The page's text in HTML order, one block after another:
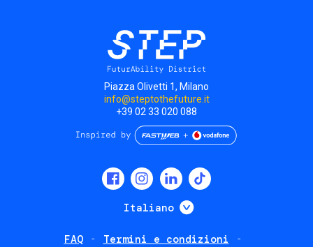
Piazza Olivetti 1, Milano
info@steptothefuture.it
+39 02 33 020 088
Italiano Mostra ulteriori
FAQ
Termini e condizioni